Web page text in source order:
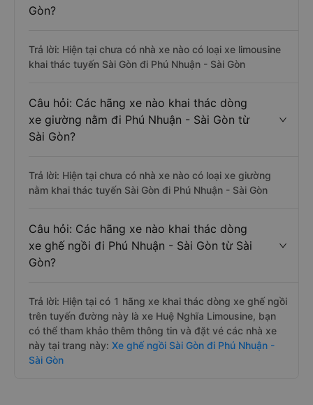
Gòn?
Trả lời: Hiện tại chưa có nhà xe nào có loại xe limousine
khai thác tuyến Sài Gòn đi Phú Nhuận - Sài Gòn
Câu hỏi: Các hãng xe nào khai thác dòng
xe giường nằm đi Phú Nhuận - Sài Gòn từ
Sài Gòn?
Trả lời: Hiện tại chưa có nhà xe nào có loại xe giường
nằm khai thác tuyến Sài Gòn đi Phú Nhuận - Sài Gòn
Câu hỏi: Các hãng xe nào khai thác dòng
xe ghế ngồi đi Phú Nhuận - Sài Gòn từ Sài
Gòn?
Trả lời: Hiện tại có 1 hãng xe khai thác dòng xe ghế ngồi
trên tuyến đường này là xe Huệ Nghĩa Limousine, bạn
có thể tham khảo thêm thông tin và đặt vé các nhà xe
này tại trang này: Xe ghế ngồi Sài Gòn đi Phú Nhuận -
Sài Gòn